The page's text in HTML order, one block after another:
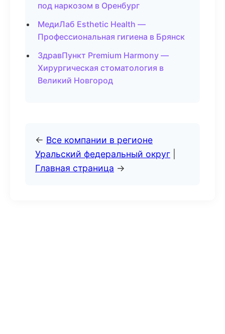
под наркозом в Оренбург
МедиЛаб Esthetic Health —
Профессиональная гигиена в Брянск
ЗдравПункт Premium Harmony —
Хирургическая стоматология в
Великий Новгород
← Все компании в регионе
Уральский федеральный округ
Главная страница →